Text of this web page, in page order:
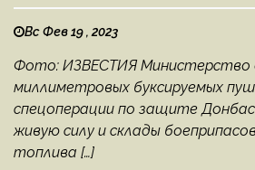
Вс Фев 19 , 2023
Фото: ИЗВЕСТИЯ Министерство
миллиметровых буксируемых
спецоперации по защите
живую силу и склады
топлива […]